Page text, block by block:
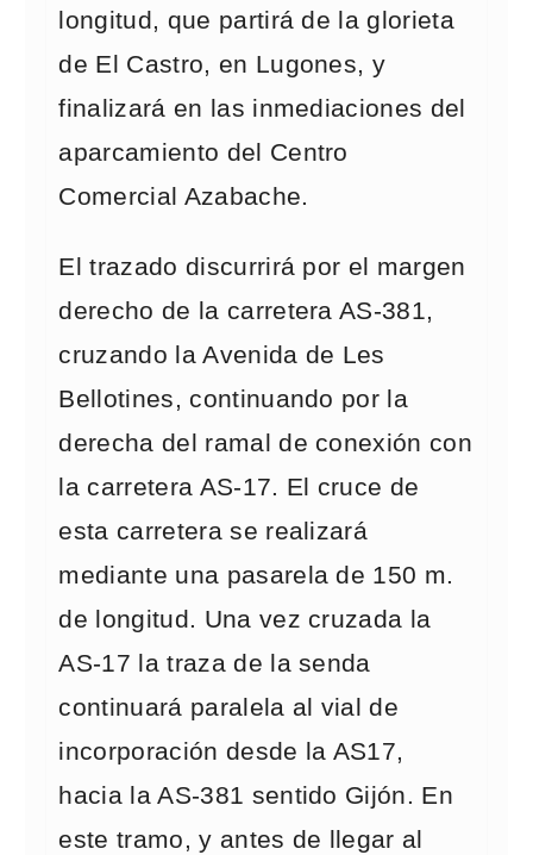
longitud, que partirá de la glorieta
de El Castro, en Lugones, y
finalizará en las inmediaciones del
aparcamiento del Centro
Comercial Azabache.
El trazado discurrirá por el margen
derecho de la carretera AS-381,
cruzando la Avenida de Les
Bellotines, continuando por la
derecha del ramal de conexión con
la carretera AS-17. El cruce de
esta carretera se realizará
mediante una pasarela de 150 m.
de longitud. Una vez cruzada la
AS-17 la traza de la senda
continuará paralela al vial de
incorporación desde la AS17,
hacia la AS-381 sentido Gijón. En
este tramo, y antes de llegar al